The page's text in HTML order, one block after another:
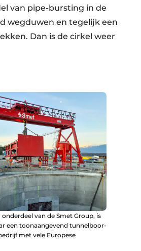
van pipe-bursting in de
wegduwen en tegelijk een
Dan is de cirkel weer
van de Smet Group, is
een toonaangevend tunnelboor-
met vele Europese